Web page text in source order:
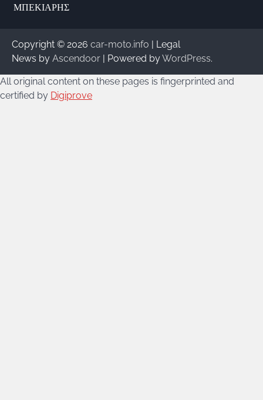
ΜΠΕΚΙΑΡΗΣ
Copyright © 2026 car-moto.info | Legal
News by Ascendoor | Powered byWordPress.
All original content on these pages is fingerprinted and
certified by Digiprove